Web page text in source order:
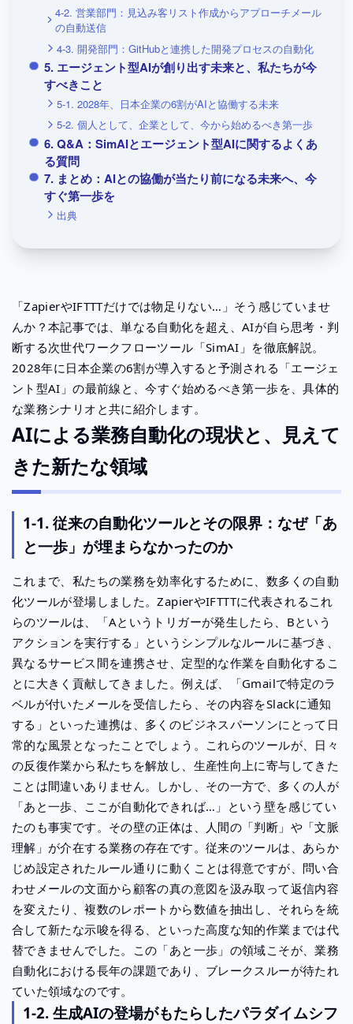
4-2. 営業部門：見込み客リスト作成からアプローチメール
の自動送信
4-3. 開発部門：GitHubと連携した開発プロセスの自動化
5. エージェント型AIが創り出す未来と、私たちが今
すべきこと
5-1. 2028年、日本企業の6割がAIと協働する未来
5-2. 個人として、企業として、今から始めるべき第一歩
6. Q&A：SimAIとエージェント型AIに関するよくあ
る質問
7. まとめ：AIとの協働が当たり前になる未来へ、今
すぐ第一歩を
出典
「ZapierやIFTTTだけでは物足りない…」そう感じていませ
んか？本記事では、単なる自動化を超え、AIが自ら思考・判
断する次世代ワークフローツール「SimAI」を徹底解説。
2028年に日本企業の6割が導入すると予測される「エージェ
ント型AI」の最前線と、今すぐ始めるべき第一歩を、具体的
な業務シナリオと共に紹介します。
AIによる業務自動化の現状と、見えて
きた新たな領域
1-1. 従来の自動化ツールとその限界：なぜ「あ
と一歩」が埋まらなかったのか
これまで、私たちの業務を効率化するために、数多くの自動
化ツールが登場しました。ZapierやIFTTTに代表されるこれ
らのツールは、「Aというトリガーが発生したら、Bという
アクションを実行する」というシンプルなルールに基づき、
異なるサービス間を連携させ、定型的な作業を自動化するこ
とに大きく貢献してきました。例えば、「Gmailで特定のラ
ベルが付いたメールを受信したら、その内容をSlackに通知
する」といった連携は、多くのビジネスパーソンにとって日
常的な風景となったことでしょう。これらのツールが、日々
の反復作業から私たちを解放し、生産性向上に寄与してきた
ことは間違いありません。しかし、その一方で、多くの人が
「あと一歩、ここが自動化できれば…」という壁を感じてい
たのも事実です。その壁の正体は、人間の「判断」や「文脈
理解」が介在する業務の存在です。従来のツールは、あらか
じめ設定されたルール通りに動くことは得意ですが、問い合
わせメールの文面から顧客の真の意図を汲み取って返信内容
を変えたり、複数のレポートから数値を抽出し、それらを統
合して新たな示唆を得る、といった高度な知的作業までは代
替できませんでした。この「あと一歩」の領域こそが、業務
自動化における長年の課題であり、ブレークスルーが待たれ
ていた領域なのです。
1-2. 生成AIの登場がもたらしたパラダイムシフ